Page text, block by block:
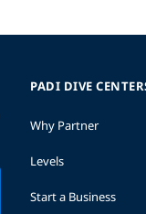
PADI DIVE
Why Partner
Levels
Start a Business